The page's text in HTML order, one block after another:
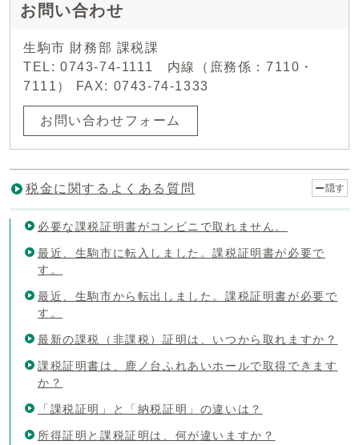
お問い合わせ
生駒市 財務部 課税課
TEL: 0743-74-1111 内線（庶務係：7110・
7111） FAX: 0743-74-1333
お問い合わせフォーム
税金に関するよくある質問 隠す
必要な課税証明書がコンビニで取れません。
最近、生駒市に転入しました。課税証明書が必要で
す。
最近、生駒市から転出しました。課税証明書が必要で
す。
最新の課税（非課税）証明は、いつから取れますか？
課税証明書は、鹿ノ台ふれあいホールで取得できます
か？
「課税証明」と「納税証明」の違いは？
所得証明と課税証明は、何が違いますか？